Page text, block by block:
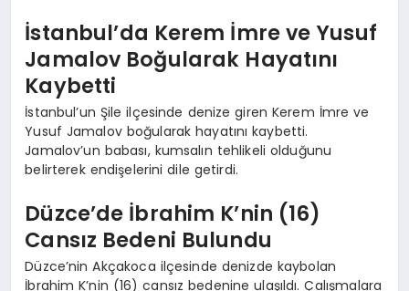
İstanbul’da Kerem İmre ve Yusuf
Jamalov Boğularak Hayatını
Kaybetti
İstanbul’un Şile ilçesinde denize giren Kerem İmre ve
Yusuf Jamalov boğularak hayatını kaybetti.
Jamalov’un babası, kumsalın tehlikeli olduğunu
belirterek endişelerini dile getirdi.
Düzce’de İbrahim K’nin (16)
Cansız Bedeni Bulundu
Düzce’nin Akçakoca ilçesinde denizde kaybolan
İbrahim K’nin (16) cansız bedenine ulaşıldı. Çalışmalara